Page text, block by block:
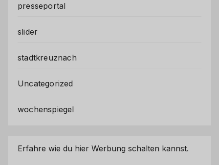
presseportal
slider
stadtkreuznach
Uncategorized
wochenspiegel
Erfahre wie du hier Werbung schalten kannst.